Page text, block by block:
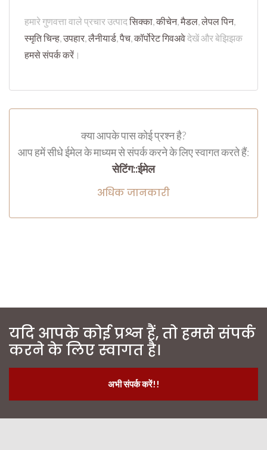
हमारे गुणवत्ता वाले प्रचार उत्पादसिक्का,कीचेन,मैडल,लेपल पिन,
स्मृति चिन्ह,उपहार,लैनीयार्ड,पैच,कॉर्पोरेट गिवअवेदेखें और बेझिझक
हमसे संपर्क करें ।
क्या आपके पास कोई प्रश्न है?
आप हमें सीधे ईमेल के माध्यम से संपर्क करने के लिए स्वागत करते हैं:
सेटिंग::ईमेल
अधिक जानकारी
यदि आपके कोई प्रश्न हैं, तो हमसे संपर्क
करने के लिए स्वागत है।
अभी संपर्क करें!!